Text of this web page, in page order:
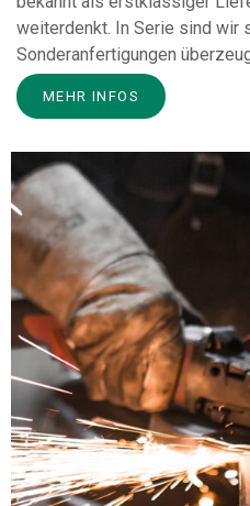
weiterdenkt. In Serie sind wir
Sonderanfertigungen
MEHR INFOS